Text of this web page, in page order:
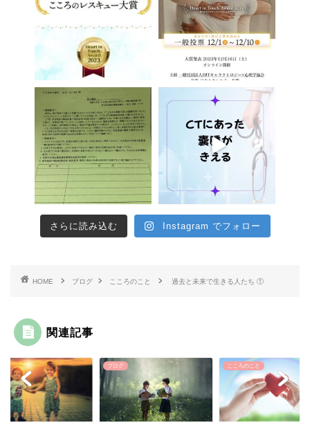
さらに読み込む Instagram でフォロー
HOME ブログ こころのこと 過去と未来で生きる人たち ①
関連記事
ブログ こころのこと